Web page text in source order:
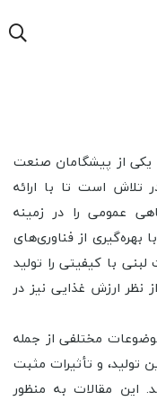
یکی از پیشگامان صنعت
تلاش است تا با ارائه
عمومی را در زمینه
از فناوری‌های
با کیفیتی را تولید
نظر ارزش غذایی نیز در
مختلفی از جمله
و تأثیرات مثبت
این مقالات به منظور